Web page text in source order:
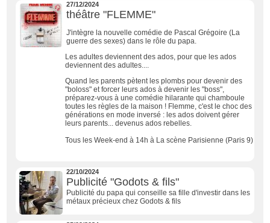
27/12/2024
théâtre "FLEMME"
J'intègre la nouvelle comédie de Pascal Grégoire (La
guerre des sexes) dans le rôle du papa.
Les adultes deviennent des ados, pour que les ados
deviennent des adultes....
Quand les parents pètent les plombs pour devenir des
"boloss" et forcer leurs ados à devenir les "boss",
préparez-vous à une comédie hilarante qui chamboule
toutes les règles de la maison ! Flemme, c'est le choc des
générations en mode inversé : les ados doivent gérer
leurs parents... devenus ados rebelles.
Tous les Week-end à 14h à La scène Parisienne (Paris 9)
22/10/2024
Publicité "Godots & fils"
Publicité du papa qui conseille sa fille d'investir dans les
métaux précieux chez Godots & fils